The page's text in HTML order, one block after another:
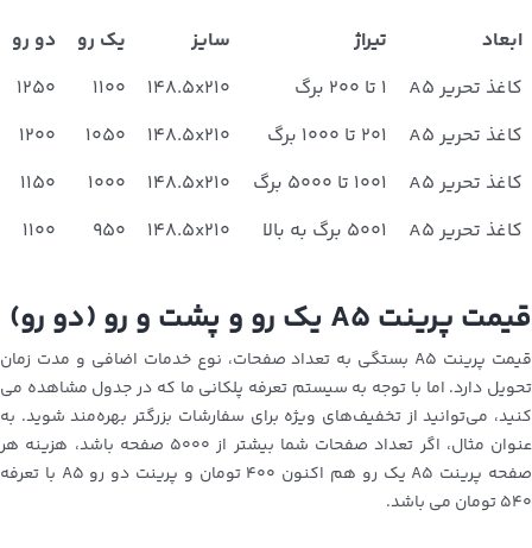
ابعاد تیراژ سایز یک رو
دو رو
کاغذ تحریر A5
۱ تا ۲۰۰ برگ ۱۴۸.۵x۲۱۰ ۱۱۰۰
۱۲۵۰
کاغذ تحریر A5
۲۰۱ تا ۱۰۰۰ برگ ۱۴۸.۵x۲۱۰ ۱۰۵۰
۱۲۰۰
کاغذ تحریر A5
۱۰۰۱ تا ۵۰۰۰ برگ ۱۴۸.۵x۲۱۰ ۱۰۰۰
۱۱۵۰
کاغذ تحریر A5
۵۰۰۱ برگ به بالا ۱۴۸.۵x۲۱۰ ۹۵۰ ۱۱۰۰
قیمت پرینت A5 یک رو و پشت و رو (دو رو)
قیمت پرینت A5 بستگی به تعداد صفحات، نوع خدمات اضافی و مدت زمان
تحویل دارد. اما با توجه به سیستم تعرفه پلکانی ما که در جدول مشاهده می
کنید، می‌توانید از تخفیف‌های ویژه برای سفارشات بزرگتر بهره‌مند شوید. به
عنوان مثال، اگر تعداد صفحات شما بیشتر از 5000 صفحه باشد، هزینه هر
صفحه پرینت A5 یک رو هم اکنون 400 تومان و پرینت دو رو A5 با تعرفه
540 تومان می باشد.